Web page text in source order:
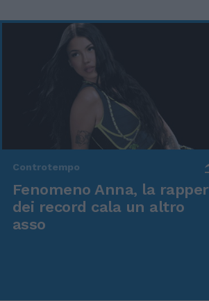
Controtempo
Fenomeno Anna, la rapper
dei record cala un altro
asso